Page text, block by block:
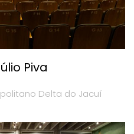
Piva
Delta do Jacuí